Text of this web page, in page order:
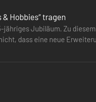
Hobbies“ tragen
Jubiläum. Zu
dass eine neue